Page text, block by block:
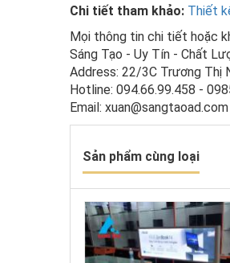
Chi tiết tham khảo: Thiết
Mọi thông tin chi tiết hoặc
Sáng Tạo - Uy Tín - Chất
Address: 22/3C Trương Thị
Hotline: 094.66.99.458 -
Email: xuan@sangtaoad.com
Sản phẩm cùng loại